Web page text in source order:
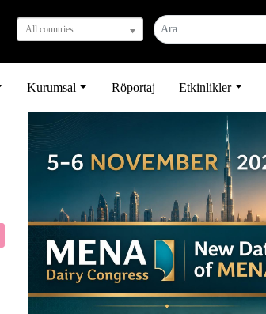
All countries
Kurumsal Röportaj Etkinlikler